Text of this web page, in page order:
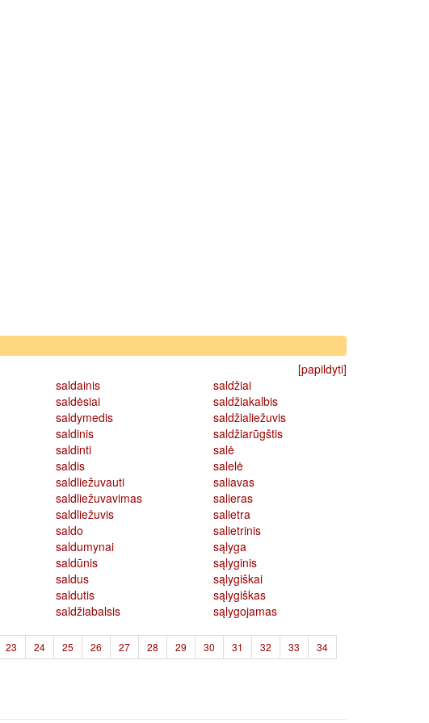
[papildyti]
saldainis
saldėsiai
saldymedis
saldinis
saldinti
saldis
saldliežuvauti
saldliežuvavimas
saldliežuvis
saldo
saldumynai
saldūnis
saldus
saldutis
saldžiabalsis
saldžiai
saldžiakalbis
saldžialiežuvis
saldžiarūgštis
salė
salelė
saliavas
salieras
salietra
salietrinis
sąlyga
sąlyginis
sąlygiškai
sąlygiškas
sąlygojamas
23 24 25 26 27 28 29 30 31 32 33
34